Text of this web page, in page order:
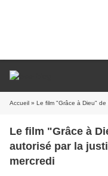
Accueil » Le film "Grâce à Dieu" de
Le film "Grâce à
autorisé par la
mercredi